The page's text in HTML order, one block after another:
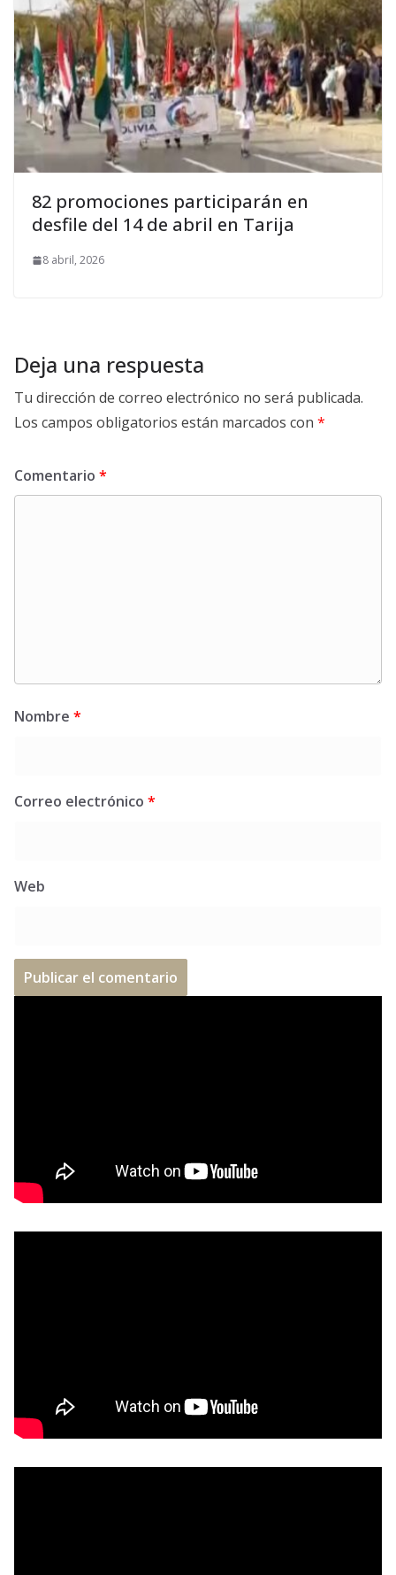
82 promociones participarán en
desfile del 14 de abril en Tarija
8 abril, 2026
Deja una respuesta
Tu dirección de correo electrónico no será publicada.
Los campos obligatorios están marcados con *
Comentario *
Nombre *
Correo electrónico *
Web